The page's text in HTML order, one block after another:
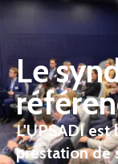
Le
L'UPSADI est
prestation de